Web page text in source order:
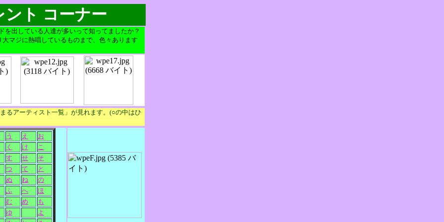
ント コーナー
を出している人達が多いって知ってましたか？
マジに熱唱しているものまで、色々あります
るアーティスト一覧」が見れます。(○の中はひ
う え
お
く
け
こ
す
せ
そ
つ
て
と
ぬ
ね
の
ふ
へ
ほ
む
め
も
ゆ
よ